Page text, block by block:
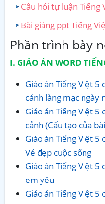
Câu hỏi tự luận Tiếng
Bài giảng ppt Tiếng
Phần trình bày
I. GIÁO ÁN WORD
Giáo án Tiếng Việt 5
cảnh làng mạc ngày
Giáo án Tiếng Việt 5
cảnh (Cấu tạo của
Giáo án Tiếng Việt 5
Vẻ đẹp cuộc sống
Giáo án Tiếng Việt 5
em yêu
Giáo án Tiếng Việt 5